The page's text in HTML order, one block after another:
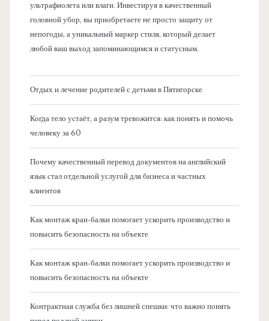
ультрафиолета или влаги. Инвестируя в качественный
головной убор, вы приобретаете не просто защиту от
непогоды, а уникальный маркер стиля, который делает
любой ваш выход запоминающимся и статусным.
Отдых и лечение родителей с детьми в Пятигорске
Когда тело устаёт, а разум тревожится: как понять и помочь
человеку за 60
Почему качественный перевод документов на английский
язык стал отдельной услугой для бизнеса и частных
клиентов
Как монтаж кран-балки помогает ускорить производство и
повысить безопасность на объекте
Как монтаж кран-балки помогает ускорить производство и
повысить безопасность на объекте
Контрактная служба без лишней спешки: что важно понять